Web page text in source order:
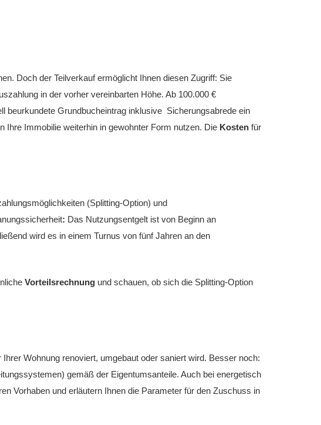
Doch der Teilverkauf ermöglicht Ihnen diesen Zugriff: Sie
in der vorher vereinbarten Höhe. Ab 100.000 €
beurkundete Grundbucheintrag inklusive Sicherungsabrede ein
Ihre Immobilie weiterhin in gewohnter Form nutzen. Die Kosten für
(Splitting-Option) und
: Das Nutzungsentgelt ist von Beginn an
wird es in einem Turnus von fünf Jahren an den
Vorteilsrechnung und schauen, ob sich die Splitting-Option
Wohnung renoviert, umgebaut oder saniert wird. Besser noch:
gemäß der Eigentumsanteile. Auch bei energetisch
Vorhaben und erläutern Ihnen die Parameter für den Zuschuss in